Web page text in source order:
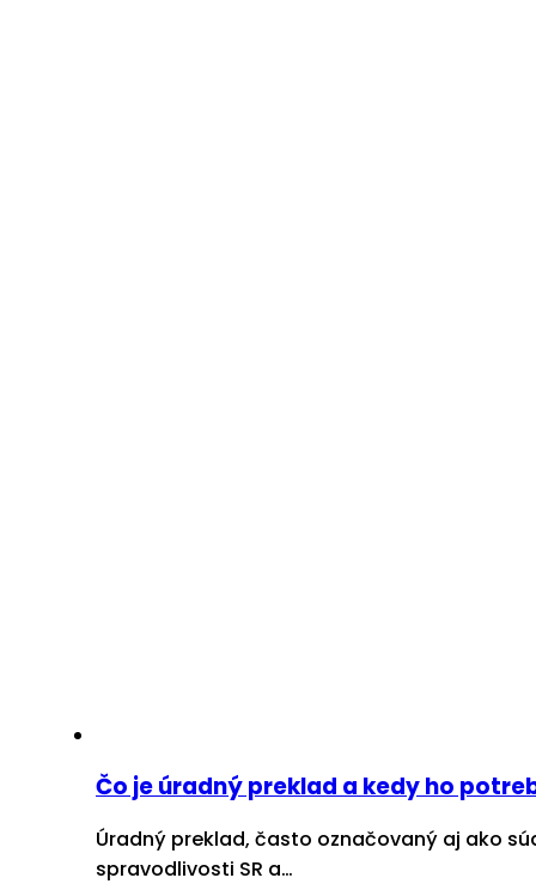
Čo je úradný preklad a kedy ho
Úradný preklad, často označovaný aj ako
spravodlivosti SR a…